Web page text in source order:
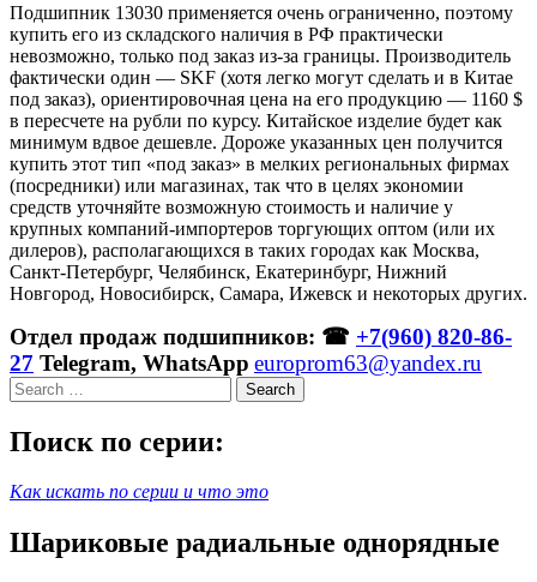
Подшипник 13030 применяется очень ограниченно, поэтому
купить его из складского наличия в РФ практически
невозможно, только под заказ из-за границы. Производитель
фактически один — SKF (хотя легко могут сделать и в Китае
под заказ), ориентировочная цена на его продукцию — 1160 $
в пересчете на рубли по курсу. Китайское изделие будет как
минимум вдвое дешевле. Дороже указанных цен получится
купить этот тип «под заказ» в мелких региональных фирмах
(посредники) или магазинах, так что в целях экономии
средств уточняйте возможную стоимость и наличие у
крупных компаний-импортеров торгующих оптом (или их
дилеров), располагающихся в таких городах как Москва,
Санкт-Петербург, Челябинск, Екатеринбург, Нижний
Новгород, Новосибирск, Самара, Ижевск и некоторых других.
Отдел продаж подшипников: ☎ +7(960) 820-86-
27 Telegram, WhatsApp europrom63@yandex.ru
Search
Поиск по серии:
Как искать по серии и что это
Шариковые радиальные однорядные